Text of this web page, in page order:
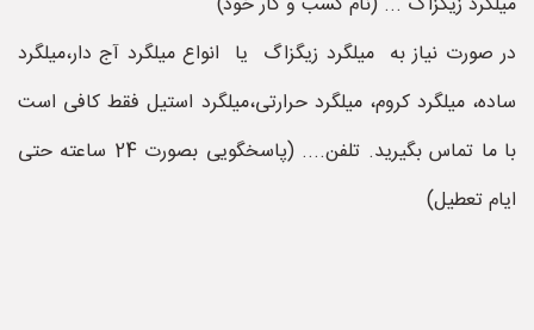
در صورت نیاز به میلگرد زیگزاگ یا انواع میلگرد آج دار،میلگرد
ساده، میلگرد کروم، میلگرد حرارتی،میلگرد استیل فقط کافی است
با ما تماس بگیرید. تلفن.... (پاسخگویی بصورت 24 ساعته حتی
ایام تعطیل)